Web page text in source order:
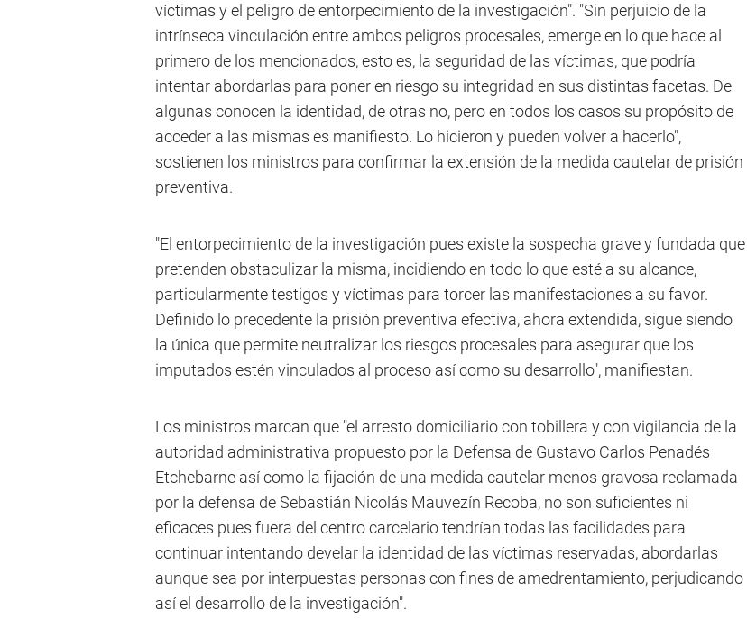
víctimas y el peligro de entorpecimiento de la investigación". "Sin perjuicio de la
intrínseca vinculación entre ambos peligros procesales, emerge en lo que hace al
primero de los mencionados, esto es, la seguridad de las víctimas, que podría
intentar abordarlas para poner en riesgo su integridad en sus distintas facetas. De
algunas conocen la identidad, de otras no, pero en todos los casos su propósito de
acceder a las mismas es manifiesto. Lo hicieron y pueden volver a hacerlo",
sostienen los ministros para confirmar la extensión de la medida cautelar de prisión
preventiva.
"El entorpecimiento de la investigación pues existe la sospecha grave y fundada que
pretenden obstaculizar la misma, incidiendo en todo lo que esté a su alcance,
particularmente testigos y víctimas para torcer las manifestaciones a su favor.
Definido lo precedente la prisión preventiva efectiva, ahora extendida, sigue siendo
la única que permite neutralizar los riesgos procesales para asegurar que los
imputados estén vinculados al proceso así como su desarrollo", manifiestan.
Los ministros marcan que "el arresto domiciliario con tobillera y con vigilancia de la
autoridad administrativa propuesto por la Defensa de Gustavo Carlos Penadés
Etchebarne así como la fijación de una medida cautelar menos gravosa reclamada
por la defensa de Sebastián Nicolás Mauvezín Recoba, no son suficientes ni
eficaces pues fuera del centro carcelario tendrían todas las facilidades para
continuar intentando develar la identidad de las víctimas reservadas, abordarlas
aunque sea por interpuestas personas con fines de amedrentamiento, perjudicando
así el desarrollo de la investigación".